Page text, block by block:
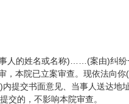
人的姓名或名称)……(案由)纠
本院已立案审查。现依法向
提交书面意见、当事人送达地
交的，不影响本院审查。